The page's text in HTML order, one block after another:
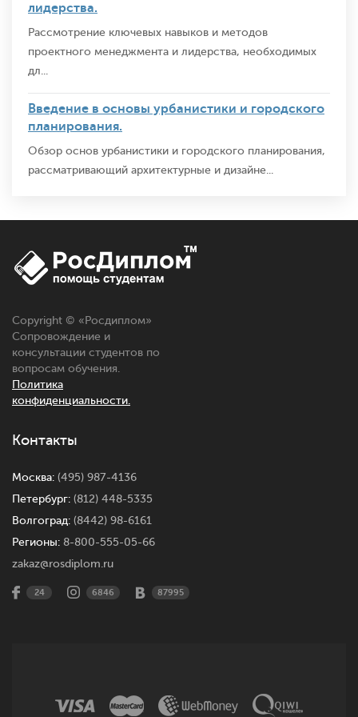
лидерства.
Рассмотрение ключевых навыков и методов
проектного менеджмента и лидерства, необходимых
дл...
Введение в основы урбанистики и городского
планирования.
Обзор основ урбанистики и городского планирования,
рассматривающий архитектурные и дизайне...
Copyright © « Росдиплом»
Сопровождение и
консультации студентов по
вопросам обучения.
Политика
конфиденциальности.
Контакты
Москва: (495) 987-4136
Петербург: (812) 448-5335
Волгоград: (8442) 98-6161
Регионы: 8-800-555-05-66
zakaz@rosdiplom.ru
24 6846 87995